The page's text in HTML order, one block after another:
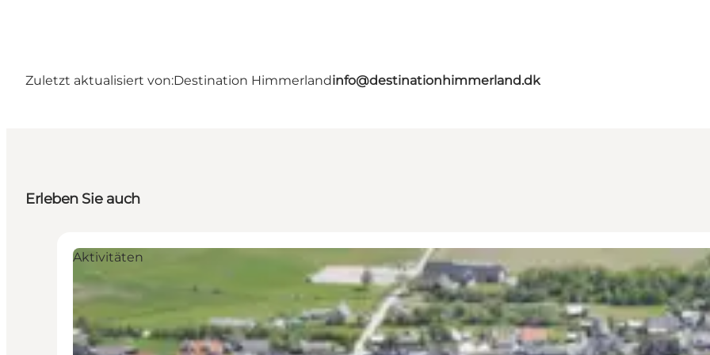
Zuletzt aktualisiert von:Destination Himmerlandinfo@destinationhimmerland.dk
Erleben Sie auch
Aktivitäten